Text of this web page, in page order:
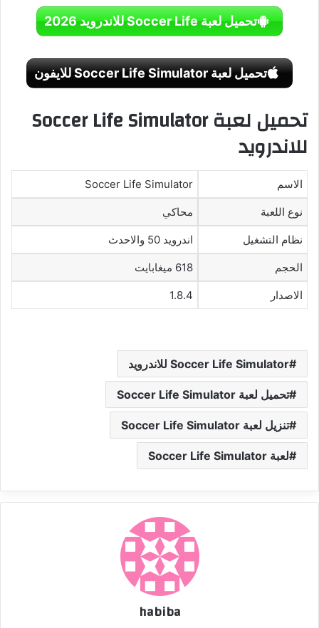
تحميل لعبة Soccer Life للاندرويد 2026
تحميل لعبة Soccer Life Simulator للايفون
تحميل لعبة Soccer Life Simulator
للاندرويد
الاسم Soccer Life Simulator
نوع اللعبة محاكي
نظام التشغيل اندرويد 50 والاحدث
الحجم 618 ميغابايت
الاصدار 1.8.4
Soccer Life Simulator للاندرويد
تحميل لعبة Soccer Life Simulator
تنزيل لعبة Soccer Life Simulator
لعبة Soccer Life Simulator
habiba